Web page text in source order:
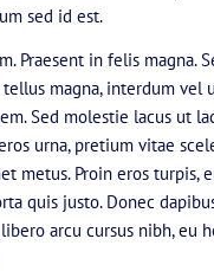
sed id est.
Praesent in felis magna.
tellus magna, interdum vel
Sed molestie lacus ut
urna, pretium vitae
metus. Proin eros turpis,
quis justo. Donec
arcu cursus nibh, eu